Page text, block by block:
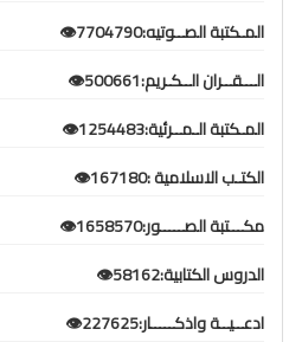
المـكتبة الصــوتيه:7704790👁️
الـــقــران الــكـريم:500661👁️
المـكتبة الـمــرئية:1254483👁️
الكتـب الاسلامية :167180👁️
مكـــتبة الصـــــور:1658570👁️
الدروس الكتابية:58162👁️
ادعــيــة واذكـــــار:227625👁️